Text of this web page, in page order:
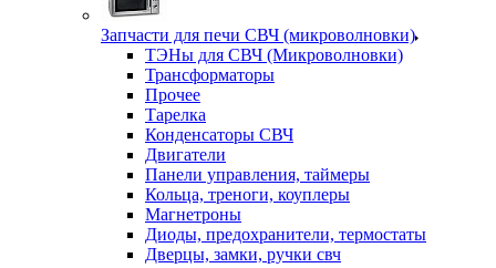
Запчасти для печи СВЧ (микроволновки)
ТЭНы для СВЧ (Микроволновки)
Трансформаторы
Прочее
Тарелка
Конденсаторы СВЧ
Двигатели
Панели управления, таймеры
Кольца, треноги, коуплеры
Магнетроны
Диоды, предохранители, термостаты
Дверцы, замки, ручки свч